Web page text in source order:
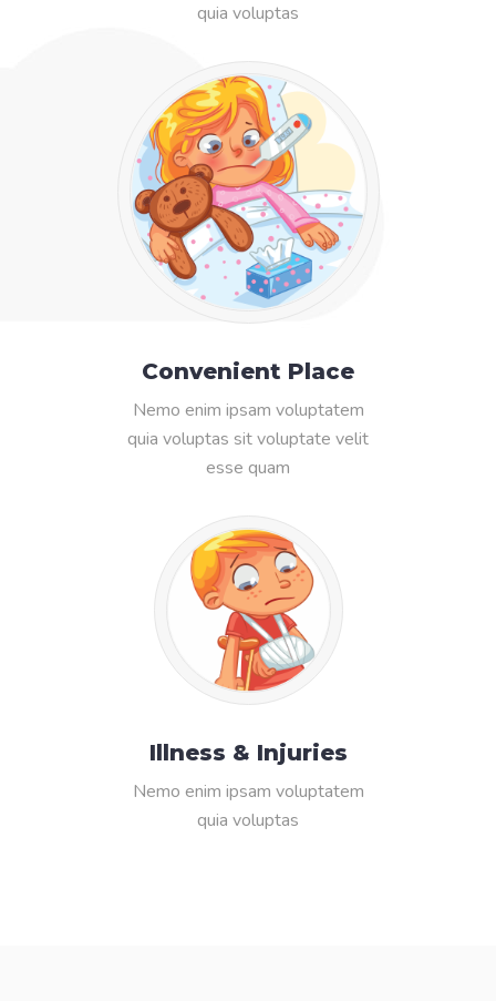
quia voluptas
Convenient Place
Nemo enim ipsam voluptatem
quia voluptas sit voluptate velit
esse quam
Illness & Injuries
Nemo enim ipsam voluptatem
quia voluptas